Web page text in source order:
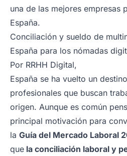
una de las mejores empresas
España.
Conciliación y sueldo de
España para los nómadas
Por RRHH Digital,
España se ha vuelto un
profesionales que buscan
origen. Aunque es común
principal motivación para
la Guía del Mercado Laboral
que la conciliación laboral y